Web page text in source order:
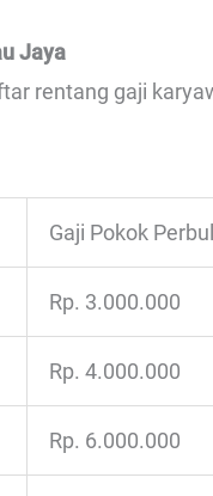
Jaya
rentang gaji
Gaji Pokok
Rp. 3.000.000
Rp. 4.000.000
Rp. 6.000.000